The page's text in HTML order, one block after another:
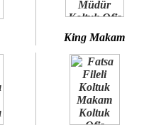
King Makam